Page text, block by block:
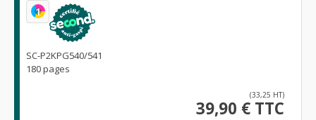
1
SC-P2KPG540/541
180 pages
(33,25 HT)
39,90 € TTC